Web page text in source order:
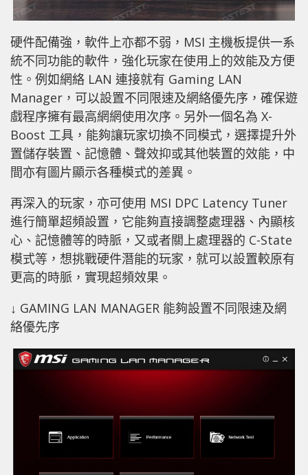
硬件配備強，軟件上亦都不弱，MSI 主機板提供一系
統不同功能的軟件，強化玩家在使用上的效能及方便
性。例如網絡 LAN 連接就有 Gaming LAN
Manager，可以設置不同限速及網絡優先序，確保遊
戲程序擁有最高網網使用次序。另外一個名為 X-
Boost 工具，能夠讓玩家切換不同模式，選擇提升外
置儲存裝置、記憶體、聲效抑或其他裝置的效能，中
間亦有圖片顯示各種模式的差異。
再深入的玩家，亦可使用 MSI DPC Latency Tuner
進行簡單超頻設置，它能夠直接調整處理器、內顯核
心、記憶體等的時脈，又或者關上處理器的 C-State
模式等，想挑戰硬件潛能的玩家，就可以設置較原有
更高的時脈，實現超頻效果。
↓ GAMING LAN MANAGER 能夠設置不同限速及網
絡優先序